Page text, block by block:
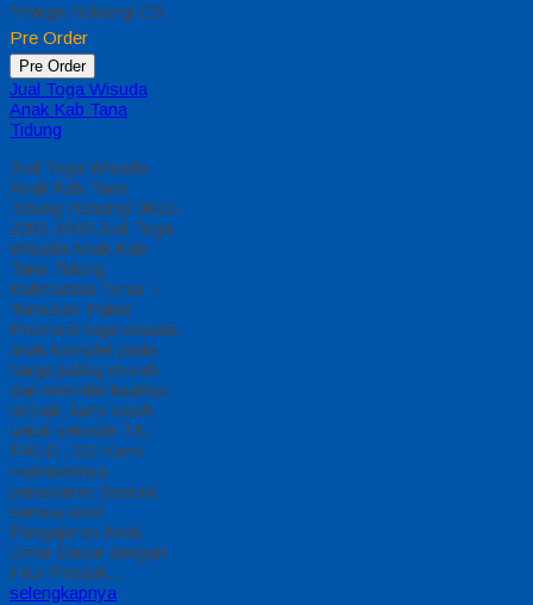
*Harga Hubungi CS
Pre Order
Pre Order
Jual Toga Wisuda
Anak Kab Tana
Tidung
Jual Toga Wisuda
Anak Kab Tana
Tidung Hubungi 0812-
2282-1060 Jual Toga
Wisuda Anak Kab
Tana Tidung
Kalimantan Timur –
Temukan Paket
Promosi toga wisuda
anak komplet pada
harga paling murah
dan memiliki kualitas
terbaik, kami kasih
untuk sekolah TK,
PAUD , SD Kami
memberinya
penawaran Special
semua level
Pengajaran Anak
Umur Dasar dengan
Fitur Produk…
selengkapnya